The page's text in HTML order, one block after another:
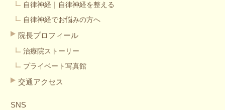
自律神経｜自律神経を整える
自律神経でお悩みの方へ
院長プロフィール
治療院ストーリー
プライベート写真館
交通アクセス
SNS